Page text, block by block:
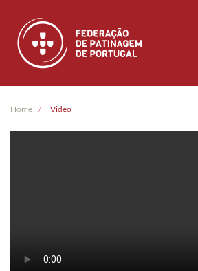
Skip to main content
Home Video